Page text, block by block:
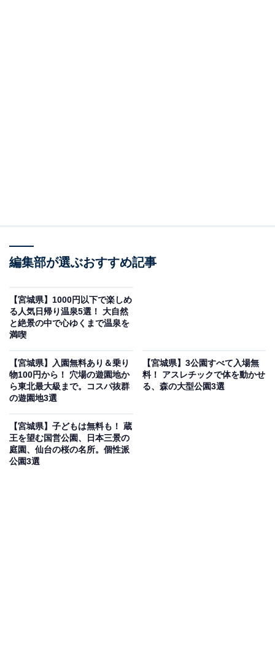
「金成温泉 金成延年閣」公式Webサイトより
「栗駒山」を一望できる絶景の露天風呂が自慢の日帰り
温泉施設です。泉質は「美肌の湯」として親しまれる弱
アルカリ性で、座湯とサウナも完備しています。105畳
の広々とした無料休憩所と食事処では地元食材を使った
「栗原豚と米っこ力麺」などのオリジナルメニューが楽
編集部が選ぶおすすめ記事
【宮城県】1000円以下で楽しめ
る人気日帰り温泉5選！ 大自然
と絶景の中で心ゆくまで温泉を
満喫
【宮城県】入園無料あり＆乗り
物100円から！ 穴場の遊園地か
ら東北最大級まで。コスパ抜群
の遊園地3選
【宮城県】3公園すべて入場無
料！ アスレチックで体を動かせ
る、森の大型公園3選
【宮城県】子どもは無料も！ 蔵
王を望む国営公園、日本三景の
庭園、仙台の桜の名所。個性派
公園3選